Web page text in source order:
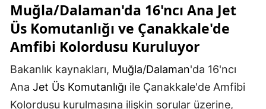
Muğla/Dalaman'da 16'ncı Ana Jet
Üs Komutanlığı ve Çanakkale'de
Amfibi Kolordusu Kuruluyor
Bakanlık kaynakları, Muğla/Dalaman'da 16'ncı
Ana Jet Üs Komutanlığı ile Çanakkale'de Amfibi
Kolordusu kurulmasına ilişkin sorular üzerine,